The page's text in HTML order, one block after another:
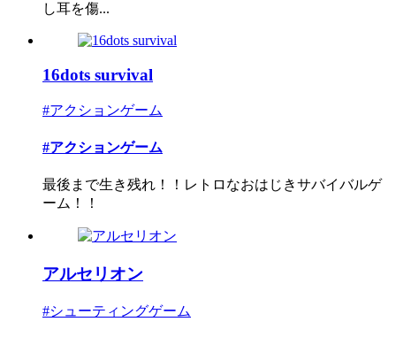
し耳を傷...
16dots survival
#アクションゲーム
#アクションゲーム
最後まで生き残れ！！レトロなおはじきサバイバルゲ
ーム！！
アルセリオン
#シューティングゲーム